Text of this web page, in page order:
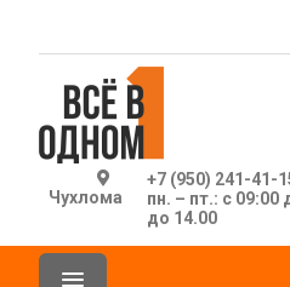
Чухлома
+7 (950) 241-41-
пн. – пт.: с 09:00
до 14.00